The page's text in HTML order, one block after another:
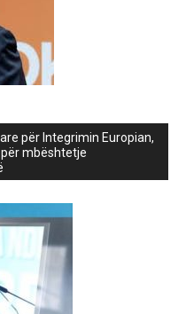
për Integrimin Europian,
mbështetje